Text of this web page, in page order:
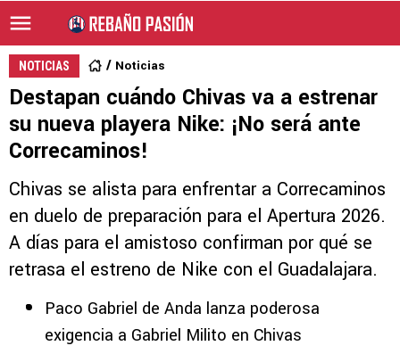
NOTICIAS Noticias
Destapan cuándo Chivas va a estrenar
su nueva playera Nike: ¡No será ante
Correcaminos!
Chivas se alista para enfrentar a Correcaminos
en duelo de preparación para el Apertura 2026.
A días para el amistoso confirman por qué se
retrasa el estreno de Nike con el Guadalajara.
Paco Gabriel de Anda lanza poderosa
exigencia a Gabriel Milito en Chivas